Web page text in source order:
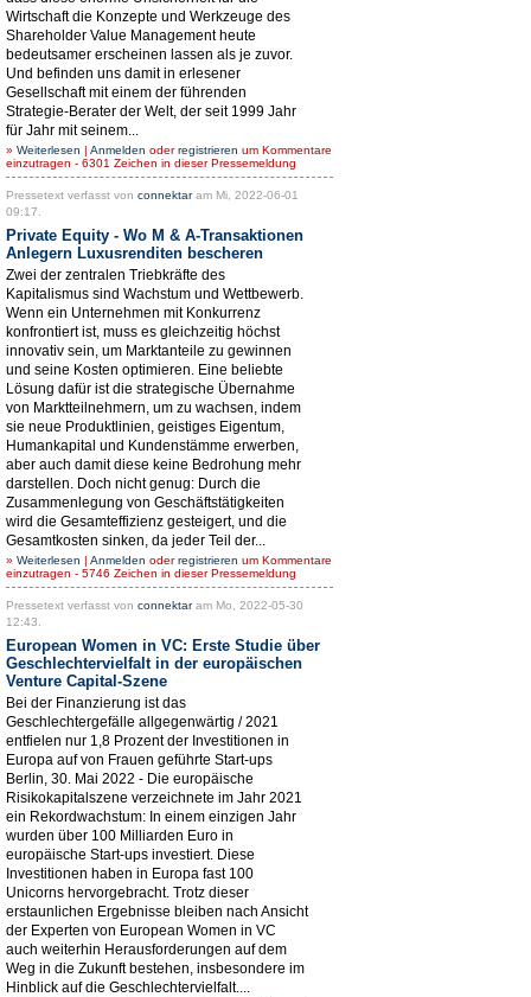
Wirtschaft die Konzepte und Werkzeuge des
Shareholder Value Management heute
bedeutsamer erscheinen lassen als je zuvor.
Und befinden uns damit in erlesener
Gesellschaft mit einem der führenden
Strategie-Berater der Welt, der seit 1999 Jahr
für Jahr mit seinem...
» Weiterlesen | Anmelden oderregistrieren um Kommentare
einzutragen - 6301 Zeichen in dieser Pressemeldung
Pressetext verfasst von connektaram Mi, 2022-06-01
09:17.
Private Equity - Wo M & A-Transaktionen
Anlegern Luxusrenditen bescheren
Zwei der zentralen Triebkräfte des
Kapitalismus sind Wachstum und Wettbewerb.
Wenn ein Unternehmen mit Konkurrenz
konfrontiert ist, muss es gleichzeitig höchst
innovativ sein, um Marktanteile zu gewinnen
und seine Kosten optimieren. Eine beliebte
Lösung dafür ist die strategische Übernahme
von Marktteilnehmern, um zu wachsen, indem
sie neue Produktlinien, geistiges Eigentum,
Humankapital und Kundenstämme erwerben,
aber auch damit diese keine Bedrohung mehr
darstellen. Doch nicht genug: Durch die
Zusammenlegung von Geschäftstätigkeiten
wird die Gesamteffizienz gesteigert, und die
Gesamtkosten sinken, da jeder Teil der...
» Weiterlesen | Anmelden oderregistrieren um Kommentare
einzutragen - 5746 Zeichen in dieser Pressemeldung
Pressetext verfasst von connektaram Mo, 2022-05-30
12:43.
European Women in VC: Erste Studie über
Geschlechtervielfalt in der europäischen
Venture Capital-Szene
Bei der Finanzierung ist das
Geschlechtergefälle allgegenwärtig / 2021
entfielen nur 1,8 Prozent der Investitionen in
Europa auf von Frauen geführte Start-ups
Berlin, 30. Mai 2022 - Die europäische
Risikokapitalszene verzeichnete im Jahr 2021
ein Rekordwachstum: In einem einzigen Jahr
wurden über 100 Milliarden Euro in
europäische Start-ups investiert. Diese
Investitionen haben in Europa fast 100
Unicorns hervorgebracht. Trotz dieser
erstaunlichen Ergebnisse bleiben nach Ansicht
der Experten von European Women in VC
auch weiterhin Herausforderungen auf dem
Weg in die Zukunft bestehen, insbesondere im
Hinblick auf die Geschlechtervielfalt....